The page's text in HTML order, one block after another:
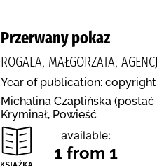
Przerwany pokaz
ROGALA, MAŁGORZATA,
Year of publication: copyright
Michalina Czaplińska
Kryminał, Powieść
available:
1 from 1